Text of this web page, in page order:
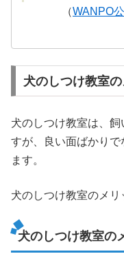
（WANPO
犬のしつけ教室
犬のしつけ教室は、
すが、良い面ばかり
ます。
犬のしつけ教室のメリ
犬のしつけ教室の